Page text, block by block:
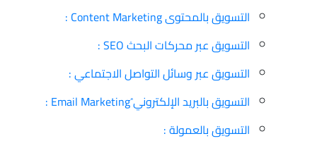
التسويق بالمحتوى Content Marketing :
التسويق عبر محركات البحث SEO :
التسويق عبر وسائل التواصل الاجتماعي :
التسويق بالبريد الإلكتروني ُEmail Marketing :
التسويق بالعمولة :